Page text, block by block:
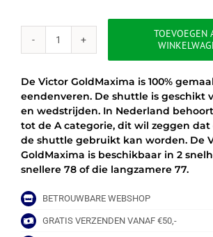
VICTOR
GOLDMAXIMA
TOEVOEGEN
De Victor GoldMaxima is 100%
eendenveren. De shuttle is geschikt
en wedstrijden. In Nederland
tot de A categorie, dit wil zeggen dat
de shuttle gebruikt kan worden. De
GoldMaxima is beschikbaar in 2
snellere 78 of die langzamere 77.
BETROUWBARE WEBSHOP
GRATIS VERZENDEN VANAF €50,-